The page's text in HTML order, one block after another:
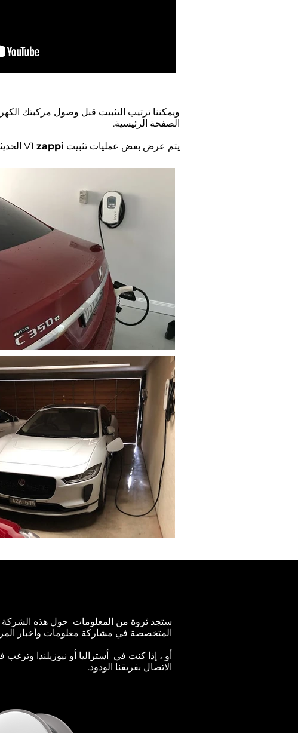
ويمكننا ترتيب التثبيت قبل وصول مركبتك
الصفحة الرئيسية.
يتم عرض بعض عمليات تثبيت V1 zappi
ستجد ثروة من المعلومات حول هذه الشركة
المتخصصة في مشاركة معلومات وأخبار
أو ، إذا كنت في أستراليا أو نيوزيلندا
الاتصال بفريقنا الودود.